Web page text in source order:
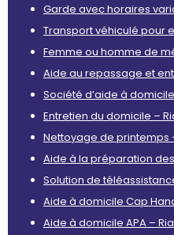
Garde avec horaires
Transport véhiculé pour
Femme ou homme de
Aide au repassage et
Société d’aide à
Entretien du domicile –
Nettoyage de printemps
Aide à la préparation
Solution de
Aide à domicile Cap
Aide à domicile APA –